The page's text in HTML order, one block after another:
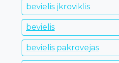
bevielis įkroviklis
bevielis
bevielis pakrovejas